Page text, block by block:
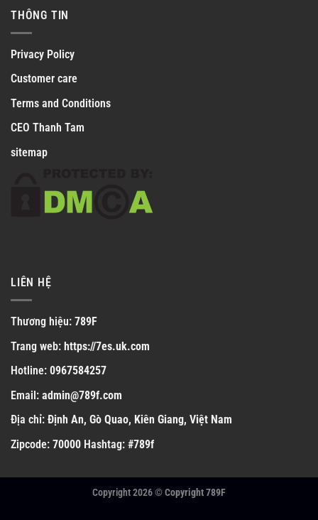
THÔNG TIN
Privacy Policy
Customer care
Terms and Conditions
CEO Thanh Tam
sitemap
LIÊN HỆ
Thương hiệu: 789F
Trang web: https://7es.uk.com
Hotline: 0967584257
Email: admin@789f.com
Địa chỉ: Định An, Gò Quao, Kiên Giang, Việt Nam
Zipcode: 70000 Hashtag: #789f
Copyright 2026 ©Copyright 789F